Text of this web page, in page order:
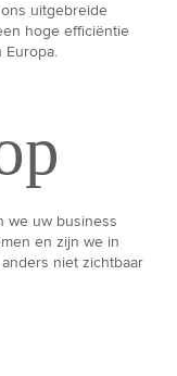
uitgebreide
hoge efficiëntie
Europa.
we uw business
en zijn we in
niet zichtbaar